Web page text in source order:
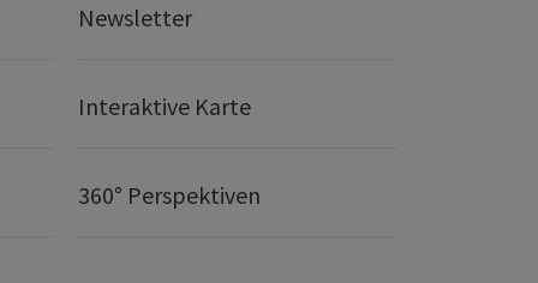
Newsletter
Interaktive Karte
360° Perspektiven